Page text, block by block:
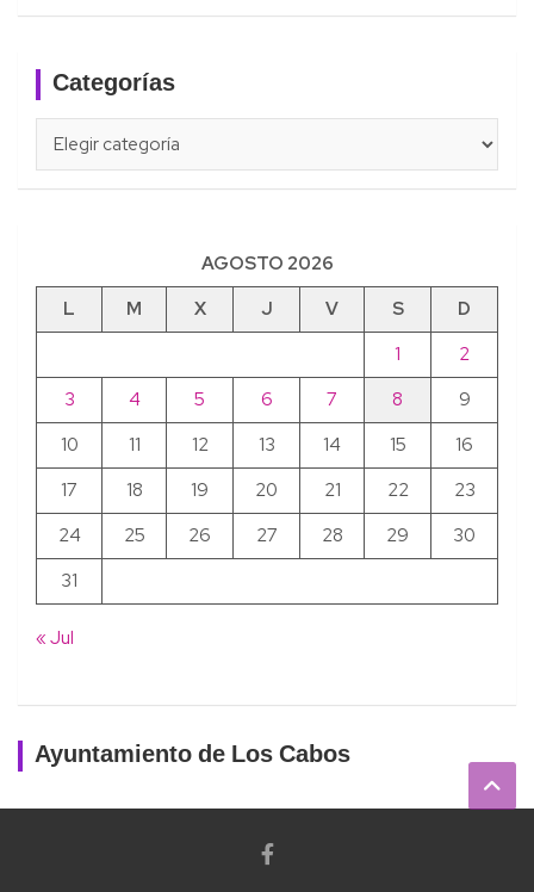
Categorías
AGOSTO 2026
L
M X J V S
D
1
2
3
4 5 6 7 8
9
10
11 12 13 14 15
16
17
18 19 20 21 22
23
24
25 26 27 28 29
30
31
« Jul
Ayuntamiento de Los Cabos